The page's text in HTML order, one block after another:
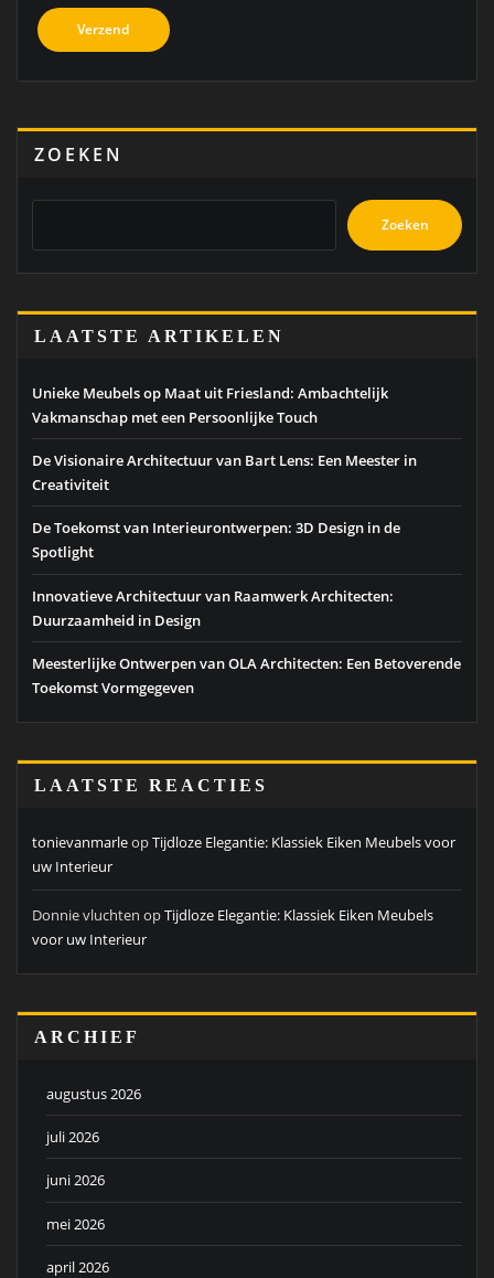
ZOEKEN
Zoeken
LAATSTE ARTIKELEN
Unieke Meubels op Maat uit Friesland: Ambachtelijk
Vakmanschap met een Persoonlijke Touch
De Visionaire Architectuur van Bart Lens: Een Meester in
Creativiteit
De Toekomst van Interieurontwerpen: 3D Design in de
Spotlight
Innovatieve Architectuur van Raamwerk Architecten:
Duurzaamheid in Design
Meesterlijke Ontwerpen van OLA Architecten: Een Betoverende
Toekomst Vormgegeven
LAATSTE REACTIES
tonievanmarleopTijdloze Elegantie: Klassiek Eiken Meubels voor
uw Interieur
Donnie vluchten opTijdloze Elegantie: Klassiek Eiken Meubels
voor uw Interieur
ARCHIEF
augustus 2026
juli 2026
juni 2026
mei 2026
april 2026